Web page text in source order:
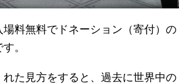
場料無料でドネーション（寄付）の
。
れた見方をすると、過去に世界中の